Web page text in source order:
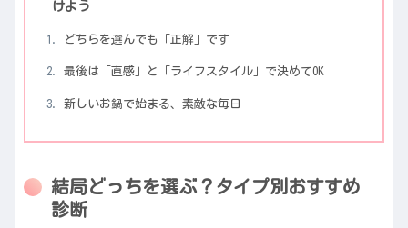
けよう
どちらを選んでも「正解」です
最後は「直感」と「ライフスタイル」で決めてOK
新しいお鍋で始まる、素敵な毎日
結局どっちを選ぶ？タイプ別おすすめ
診断